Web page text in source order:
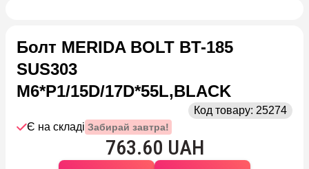
Болт MERIDA BOLT BT-185
SUS303
M6*P1/15D/17D*55L,BLACK
Код товару: 25274
Є на складі Забирай завтра!
763.60 UAH